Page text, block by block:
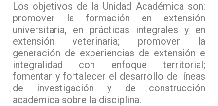
Los objetivos de la Unidad Académica son:
promover la formación en extensión
universitaria, en prácticas integrales y en
extensión veterinaria; promover la
generación de experiencias de extensión e
integralidad con enfoque territorial;
fomentar y fortalecer el desarrollo de líneas
de investigación y de construcción
académica sobre la disciplina.